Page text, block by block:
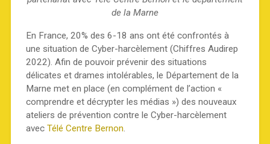
de la Marne
En France, 20% des 6-18 ans ont été confrontés à
une situation de Cyber-harcèlement (Chiffres Audirep
2022). Afin de pouvoir prévenir des situations
délicates et drames intolérables, le Département de la
Marne met en place (en complément de l’action «
comprendre et décrypter les médias ») des nouveaux
ateliers de prévention contre le Cyber-harcèlement
avec Télé Centre Bernon.